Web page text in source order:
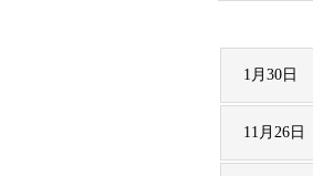
1月30日
11月26日